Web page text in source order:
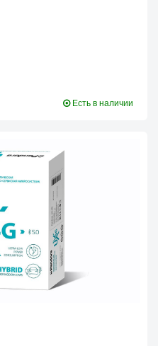
Есть в наличии